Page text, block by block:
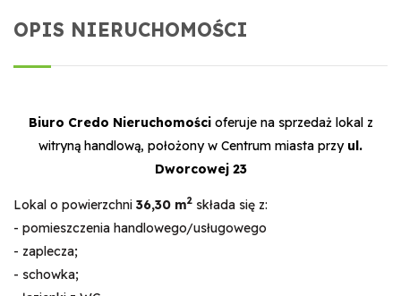
OPIS NIERUCHOMOŚCI
Biuro Credo Nieruchomościoferuje na sprzedaż lokal z
witryną handlową, położony w Centrum miasta przy ul.
Dworcowej 23
Lokal o powierzchni 36,30 m2 składa się z:
- pomieszczenia handlowego/usługowego
- zaplecza;
- schowka;